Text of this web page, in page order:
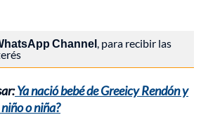
Channel , para recibir las
Ya nació bebé de Greeicy Rendón y
o niña?